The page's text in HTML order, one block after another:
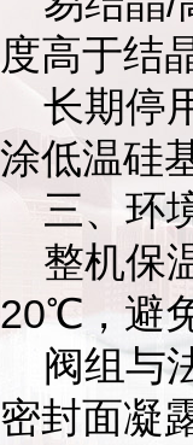
度高于结
长期停
涂低温硅
三、环
整机保
20℃，避
阀组与
密封面凝